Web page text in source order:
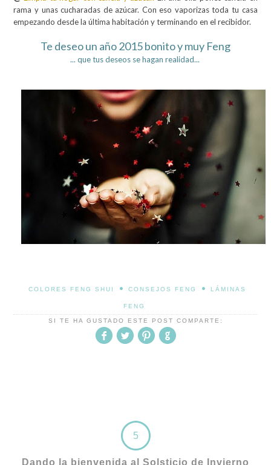
rama y unas cucharadas de azúcar. Con eso vaporizas toda tu casa
empezando desde la última habitación y terminando en el recibidor.
Te deseo un año 2015 bonito y muy Feng
... que tus deseos se hagan realidad...
COLORES FENG SHUI • CONSEJOS FENG • LÁMINAS
FENG
SI TE HA GUSTADO ESTE POST COMPARTE:
5
Dando la bienvenida al Solsticio de Invierno